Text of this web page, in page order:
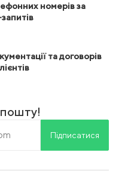
номерів за
та договорів
Підписатися